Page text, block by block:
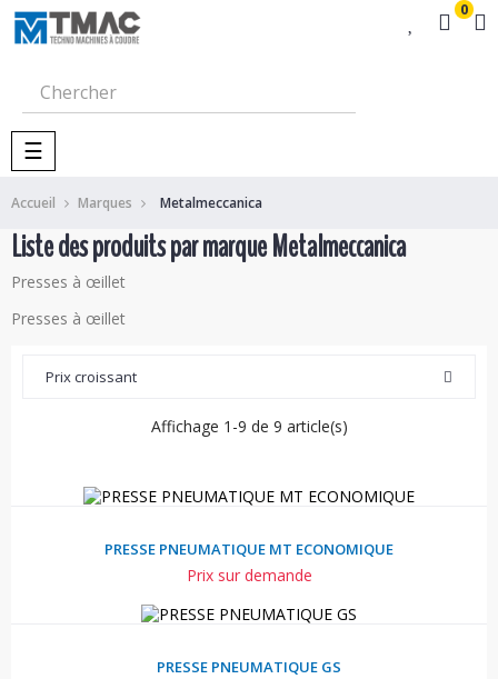
0
Basculer
la
navigation
☰
Accueil Marques Metalmeccanica
Liste des produits par marque Metalmeccanica
Presses à œillet
Presses à œillet
Prix croissant
Affichage 1-9 de 9 article(s)
PRESSE PNEUMATIQUE MT ECONOMIQUE
Prix sur demande
PRESSE PNEUMATIQUE GS